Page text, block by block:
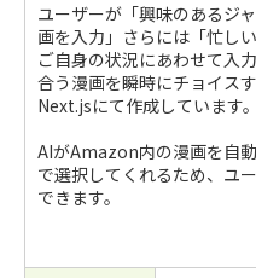
ユーザーが「興味のあるジ
画を入力」さらには「忙し
ご自身の状況にあわせて入
合う漫画を瞬時にチョイス
Next.jsにて作成しています。
AIがAmazon内の漫画を自動
で選択してくれるため、ユ
できます。